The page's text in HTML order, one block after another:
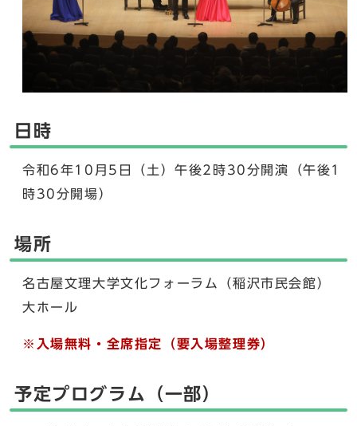
日時
令和6年10月5日（土）午後2時30分開演（午後1
時30分開場）
場所
名古屋文理大学文化フォーラム（稲沢市民会館）
大ホール
※入場無料・全席指定（要入場整理券）
予定プログラム（一部）